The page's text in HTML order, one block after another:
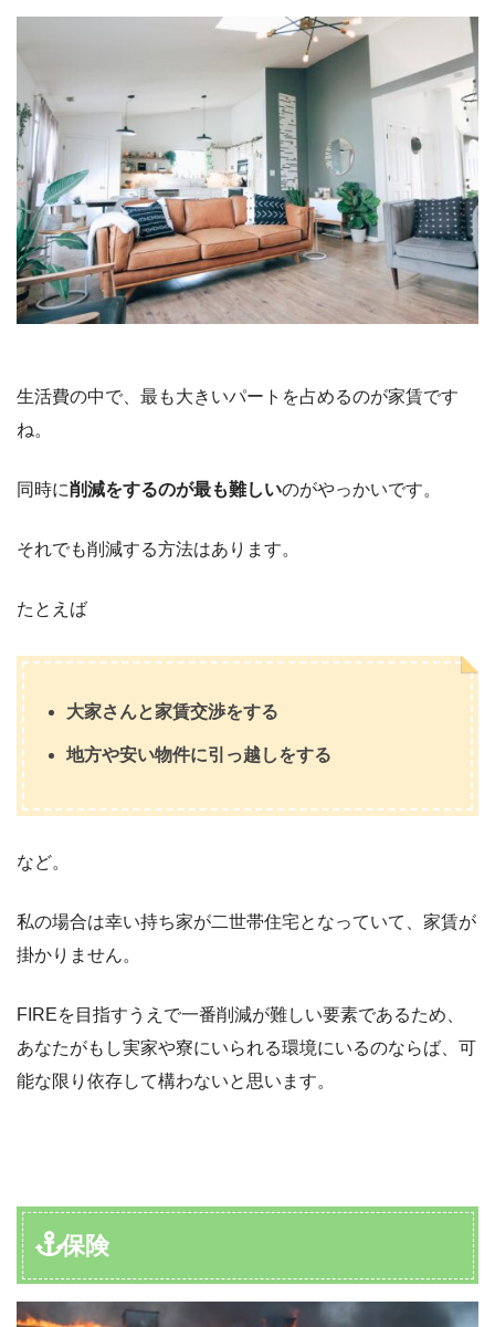
生活費の中で、最も大きいパートを占めるのが家賃です
ね。
同時に削減をするのが最も難しいのがやっかいです。
それでも削減する方法はあります。
たとえば
大家さんと家賃交渉をする
地方や安い物件に引っ越しをする
など。
私の場合は幸い持ち家が二世帯住宅となっていて、家賃が
掛かりません。
FIREを目指すうえで一番削減が難しい要素であるため、
あなたがもし実家や寮にいられる環境にいるのならば、可
能な限り依存して構わないと思います。
保険